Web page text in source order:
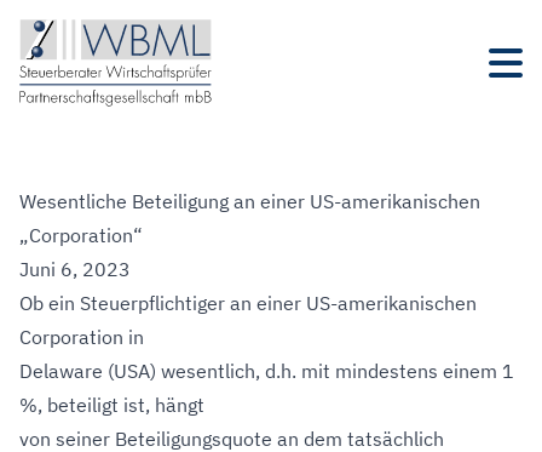
Wesentliche Beteiligung an einer US-amerikanischen
„Corporation“
Juni 6, 2023
Ob ein Steuerpflichtiger an einer US-amerikanischen
Corporation in
Delaware (USA) wesentlich, d.h. mit mindestens einem 1
%, beteiligt ist, hängt
von seiner Beteiligungsquote an dem tatsächlich